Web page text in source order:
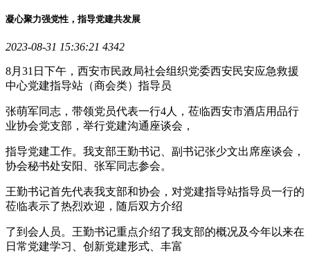
凝心聚力强党性，指导党建共发展
2023-08-31 15:36:21 4342
8月31日下午， 西安市民政局社会组织党委西安民安应急救援
中心党建指导站（商会类）指导员
张萌军同志，带领党员代表一行4人，莅临西安市酒店用品行
业协会党支部，举行党建沟通座谈会，
指导党建工作。我支部王勤书记、副书记张少文出席座谈会，
协会秘书处安阳、张军同志参会。
王勤书记首先代表我支部和协会，对党建指导站指导员一行的
莅临表示了热烈欢迎，随后双方介绍
了到会人员。王勤书记重点介绍了我支部的概况及今年以来在
日常党建学习、创新党建形式、丰富